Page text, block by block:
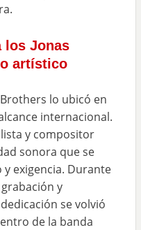
los Jonas
artístico
lo ubicó en
internacional.
y compositor
sonora que se
exigencia. Durante
y
se volvió
de la banda